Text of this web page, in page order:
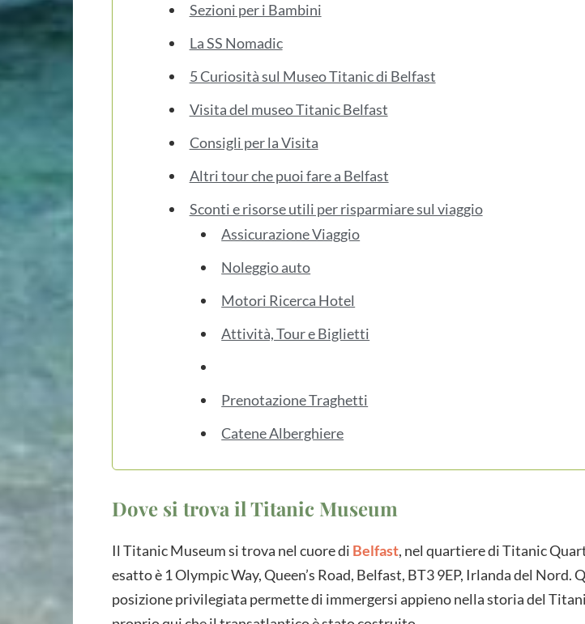
Sezioni per i Bambini
La SS Nomadic
5 Curiosità sul Museo Titanic di Belfast
Visita del museo Titanic Belfast
Consigli per la Visita
Altri tour che puoi fare a Belfast
Sconti e risorse utili per risparmiare sul viaggio
Assicurazione Viaggio
Noleggio auto
Motori Ricerca Hotel
Attività, Tour e Biglietti
Prenotazione Traghetti
Catene Alberghiere
Dove si trova il Titanic Museum
Il Titanic Museum si trova nel cuore di Belfast, nel quartiere di Titanic
esatto è 1 Olympic Way, Queen’s Road, Belfast, BT3 9EP, Irlanda del Nord.
posizione privilegiata permette di immergersi appieno nella storia del